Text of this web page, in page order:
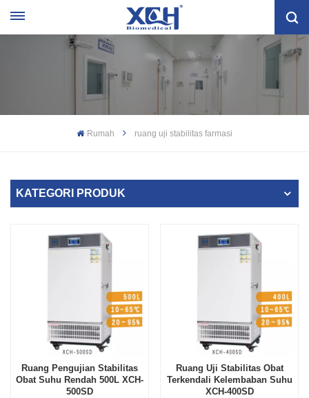
Rumah ruang uji stabilitas farmasi
KATEGORI PRODUK
Ruang Pengujian Stabilitas
Obat Suhu Rendah 500L XCH-
500SD
Ruang Uji Stabilitas Obat
Terkendali Kelembaban Suhu
XCH-400SD